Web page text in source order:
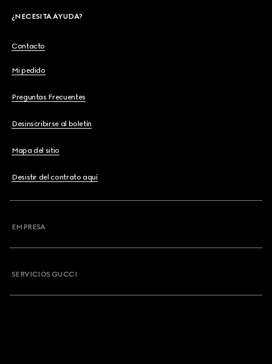
¿NECESITA AYUDA?
Contacto
Mi pedido
Preguntas Frecuentes
Desinscribirse al boletín
Mapa del sitio
Desistir del contrato aquí
EMPRESA
SERVICIOS GUCCI